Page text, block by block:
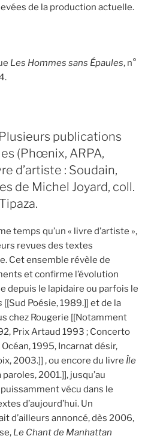
de la production actuelle.
Les Hommes sans Épaules, n°
publications
(Phœnix, ARPA,
d’artiste : Soudain,
de Michel Joyard, coll.
temps qu’un « livre d’artiste »,
revues des textes
Cet ensemble révèle de
et confirme l’évolution
depuis le lapidaire ou parfois le
[[Sud Poésie, 1989.]] et de la
chez Rougerie [[Notamment
Prix Artaud 1993 ; Concerto
1995, Incarnat désir,
2003.]] , ou encore du livre Île
paroles, 2001.]], jusqu’au
vécu dans le
d’aujourd’hui. Un
d’ailleurs annoncé, dès 2006,
Le Chant de Manhattan